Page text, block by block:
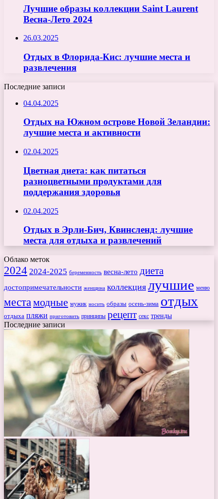
Лучшие образы коллекции Saint Laurent
Весна-Лето 2024
26.03.2025
Отдых в Флорида-Кис: лучшие места и
развлечения
Последние записи
04.04.2025
Отдых на Южном острове Новой Зеландии:
лучшие места и активности
02.04.2025
Цветная диета: как питаться
разноцветными продуктами для
поддержания здоровья
02.04.2025
Отдых в Эрли-Бич, Квинсленд: лучшие
места для отдыха и развлечений
Облако меток
2024 2024-2025 беременность весна-лето диета
достопримечательности женщина коллекция лучшие меню
места модные мужик носить образы осень-зима отдых
отдыха пляжи приготовить принципы рецепт секс тренды
Последние записи